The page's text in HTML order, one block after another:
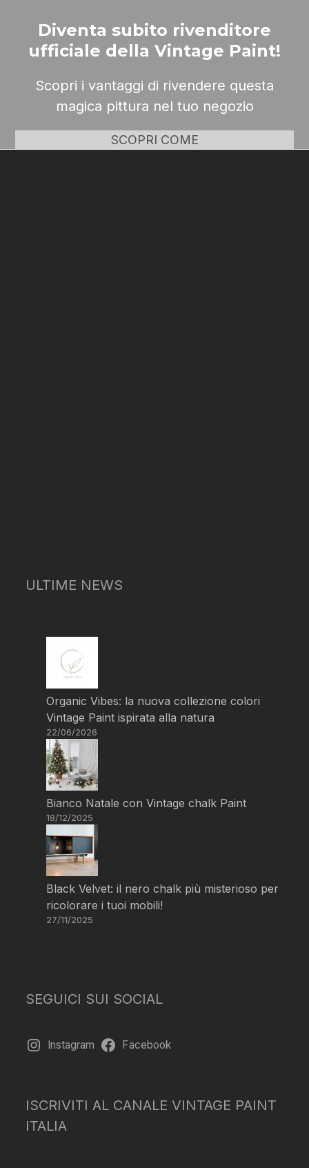
Diventa subito rivenditore
ufficiale della Vintage Paint!
Scopri i vantaggi di rivendere questa
magica pittura nel tuo negozio
SCOPRI COME
ULTIME NEWS
Organic Vibes: la nuova collezione colori
Vintage Paint ispirata alla natura
22/06/2026
Bianco Natale con Vintage chalk Paint
18/12/2025
Black Velvet: il nero chalk più misterioso per
ricolorare i tuoi mobili!
27/11/2025
SEGUICI SUI SOCIAL
Instagram Facebook
ISCRIVITI AL CANALE VINTAGE PAINT
ITALIA